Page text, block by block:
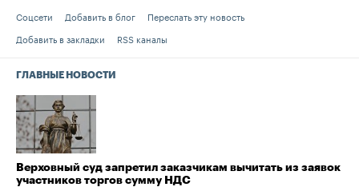
Соцсети Добавить в блог
Переслать эту новость
Добавить в закладки
RSS каналы
ГЛАВНЫЕ НОВОСТИ
Верховный суд запретил заказчикам вычитать из заявок
участников торгов сумму НДС